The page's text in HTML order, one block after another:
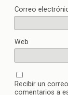
Correo
Web
Recibir un
comentarios a